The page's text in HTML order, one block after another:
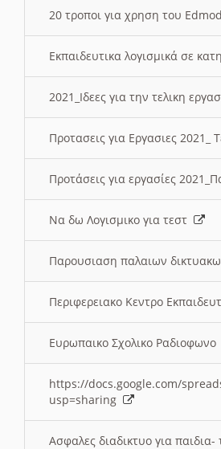
20 τροποι για χρηση του
Εκπαιδευτικα λογισμικά σε
2021_Ιδεες για την τελικη
Προτασεις για Εργασιες 2021_
Προτάσεις για εργασίες
Να δω Λογισμικο για τεστ
Παρουσιαση παλαιων
Περιφερειακο Κεντρο
Ευρωπαικο Σχολικο Ραδιοφωνο
https://docs.google.com/
usp=sharing
Ασφαλες διαδικτυο για παιδια-